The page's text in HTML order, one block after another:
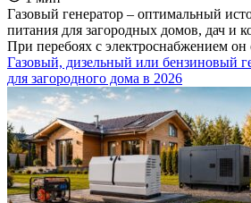
Газовый генератор – оптимальный
питания для загородных домов, дач и
При перебоях с электроснабжением он
Газовый, дизельный или бензиновый
для загородного дома в 2026